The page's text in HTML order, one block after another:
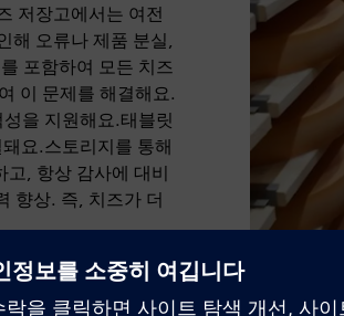
저장고에서는 여전
해 오류나 제품 분실,
포함하여 모든 치즈
이 문제를 해결해요.
을 지원해요.태블릿
요.스토리지를 통해
고, 항상 감사에 대비
향상. 즉, 치즈가 더